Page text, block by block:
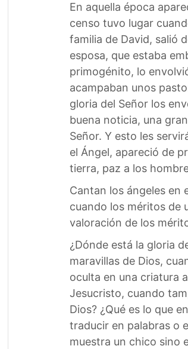
En aquella época
censo tuvo lugar
familia de David, salió
esposa, que estaba
primogénito, lo
acampaban unos
gloria del Señor los
buena noticia, una
Señor. Y esto les
el Ángel, apareció de
tierra, paz a los
Cantan los ángeles en
cuando los méritos de
valoración de los
¿Dónde está la gloria
maravillas de Dios,
oculta en una criatura
Jesucristo, cuando
Dios? ¿Qué es lo que
traducir en palabras o
muestra un chico sino